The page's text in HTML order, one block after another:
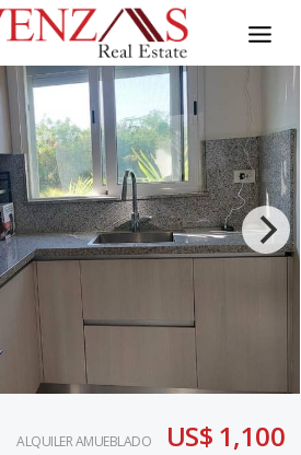
ALQUILER AMUEBLADO US$ 1,100